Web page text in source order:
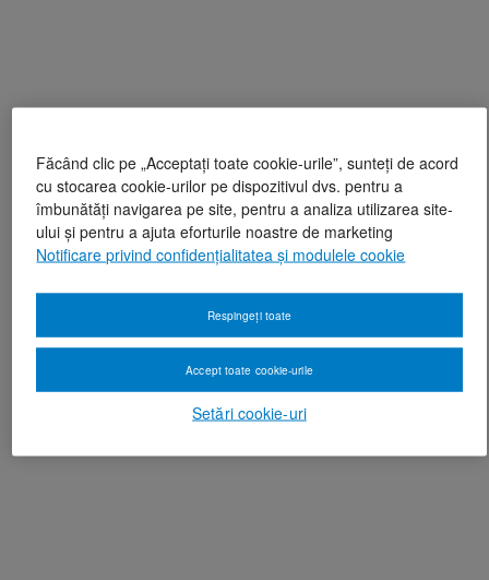
Făcând clic pe „Acceptați toate cookie-urile”, sunteți de acord
cu stocarea cookie-urilor pe dispozitivul dvs. pentru a
îmbunătăți navigarea pe site, pentru a analiza utilizarea site-
ului și pentru a ajuta eforturile noastre de marketing
Notificare privind confidențialitatea și modulele cookie
Setări cookie-uri
Respingeți toate
Accept toate cookie-urile